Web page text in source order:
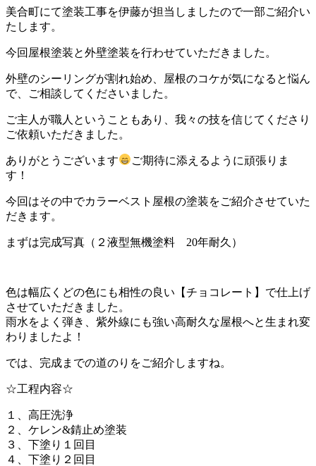
美合町にて塗装工事を伊藤が担当しましたので一部ご紹介い
たします。
今回屋根塗装と外壁塗装を行わせていただきました。
外壁のシーリングが割れ始め、屋根のコケが気になると悩ん
で、ご相談してくださいました。
ご主人が職人ということもあり、我々の技を信じてくださり
ご依頼いただきました。
ありがとうございます
ご期待に添えるように頑張りま
す！
今回はその中でカラーベスト屋根の塗装をご紹介させていた
だきます。
まずは完成写真（２液型無機塗料 20年耐久）
色は幅広くどの色にも相性の良い【チョコレート】で仕上げ
させていただきました。
雨水をよく弾き、紫外線にも強い高耐久な屋根へと生まれ変
わりましたよ！
では、完成までの道のりをご紹介しますね。
☆工程内容☆
１、高圧洗浄
２、ケレン&錆止め塗装
３、下塗り１回目
４、下塗り２回目